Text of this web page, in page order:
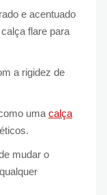
e acentuado
flare para
a rigidez de
uma calça
mudar o